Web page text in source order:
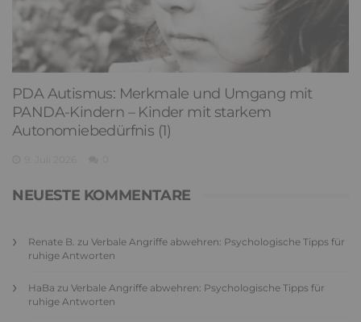
PDA Autismus: Merkmale und Umgang mit
PANDA-Kindern – Kinder mit starkem
Autonomiebedürfnis (1)
NEUESTE KOMMENTARE
Renate B. zu Verbale Angriffe abwehren: Psychologische Tipps für
ruhige Antworten
HaBa zu Verbale Angriffe abwehren: Psychologische Tipps für
ruhige Antworten